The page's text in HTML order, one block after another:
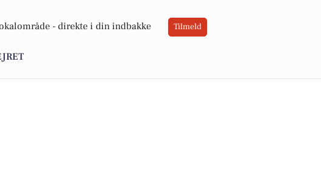
- direkte i din indbakke Tilmeld